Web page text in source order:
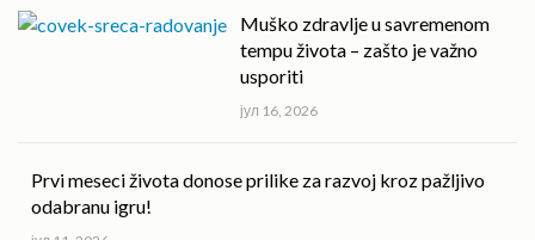
Muško zdravlje u savremenom
tempu života – zašto je važno
usporiti
јул 16, 2026
Prvi meseci života donose prilike za razvoj kroz pažljivo
odabranu igru!